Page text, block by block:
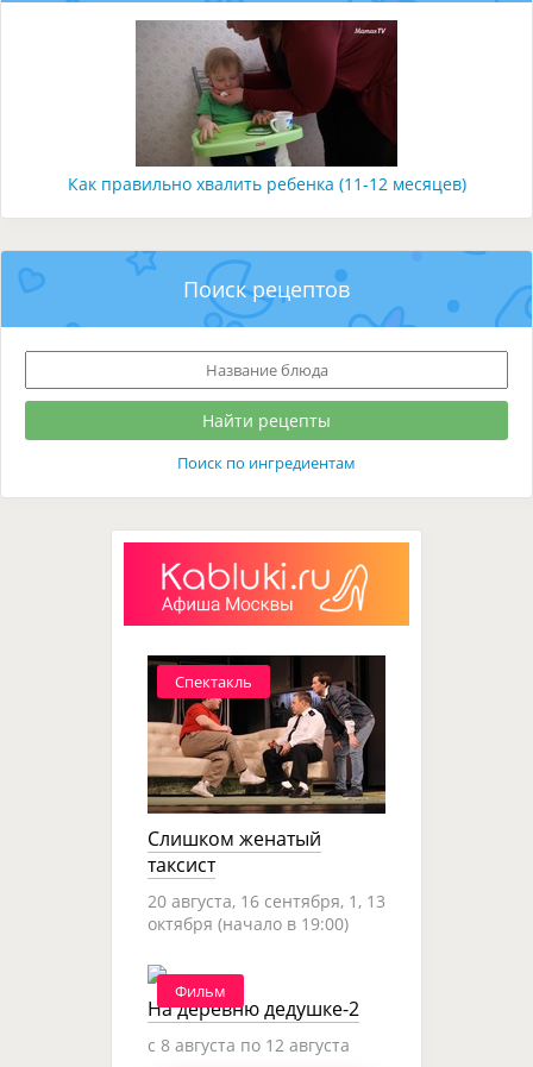
Как правильно хвалить ребенка (11-12 месяцев)
Поиск рецептов
Поиск по ингредиентам
Спектакль
Слишком женатый
таксист
20 августа, 16 сентября, 1, 13
октября (начало в 19:00)
Фильм
На деревню дедушке-2
c 8 августа по 12 августа